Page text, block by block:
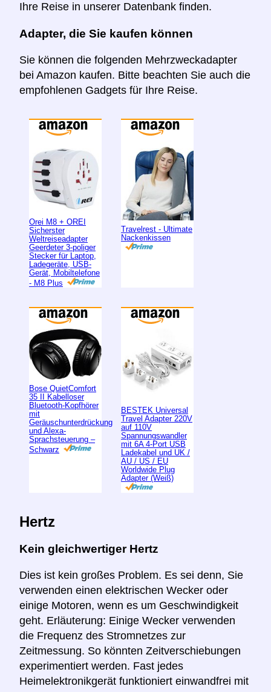
Ihre Reise in unserer Datenbank finden.
Adapter, die Sie kaufen können
Sie können die folgenden Mehrzweckadapter
bei Amazon kaufen. Bitte beachten Sie auch die
empfohlenen Gadgets für Ihre Reise.
Orei M8 + OREI
Sicherster
Weltreiseadapter
Geerdeter 3-poliger
Stecker für Laptop,
Ladegeräte, USB-
Gerät, Mobiltelefone
- M8 Plus
Travelrest - Ultimate
Nackenkissen
Bose QuietComfort
35 II Kabelloser
Bluetooth-Kopfhörer
mit
Geräuschunterdrückung
und Alexa-
Sprachsteuerung –
Schwarz
BESTEK Universal
Travel Adapter 220V
auf 110V
Spannungswandler
mit 6A 4-Port USB
Ladekabel und UK /
AU / US / EU
Worldwide Plug
Adapter (Weiß)
Hertz
Kein gleichwertiger Hertz
Dies ist kein großes Problem. Es sei denn, Sie
verwenden einen elektrischen Wecker oder
einige Motoren, wenn es um Geschwindigkeit
geht. Erläuterung: Einige Wecker verwenden
die Frequenz des Stromnetzes zur
Zeitmessung. So könnten Zeitverschiebungen
experimentiert werden. Fast jedes
Heimelektronikgerät funktioniert einwandfrei mit